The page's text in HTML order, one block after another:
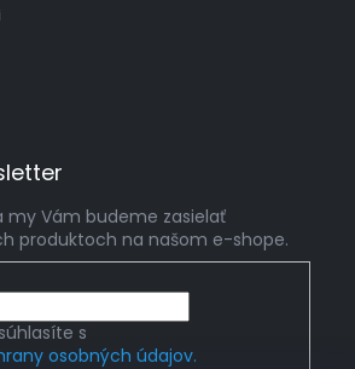
my Vám budeme zasielať
produktoch na našom e-shope.
s
osobných údajov.